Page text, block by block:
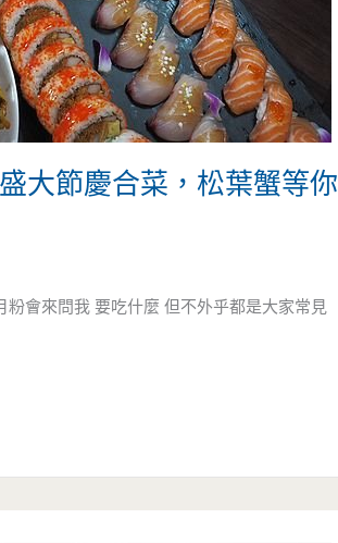
大節慶合菜，松葉蟹等你
會來問我 要吃什麼 但不外乎都是大家常見